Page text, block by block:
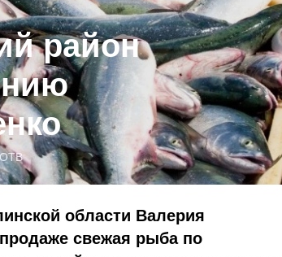
район
ОТВ
области Валерия
свежая рыба по